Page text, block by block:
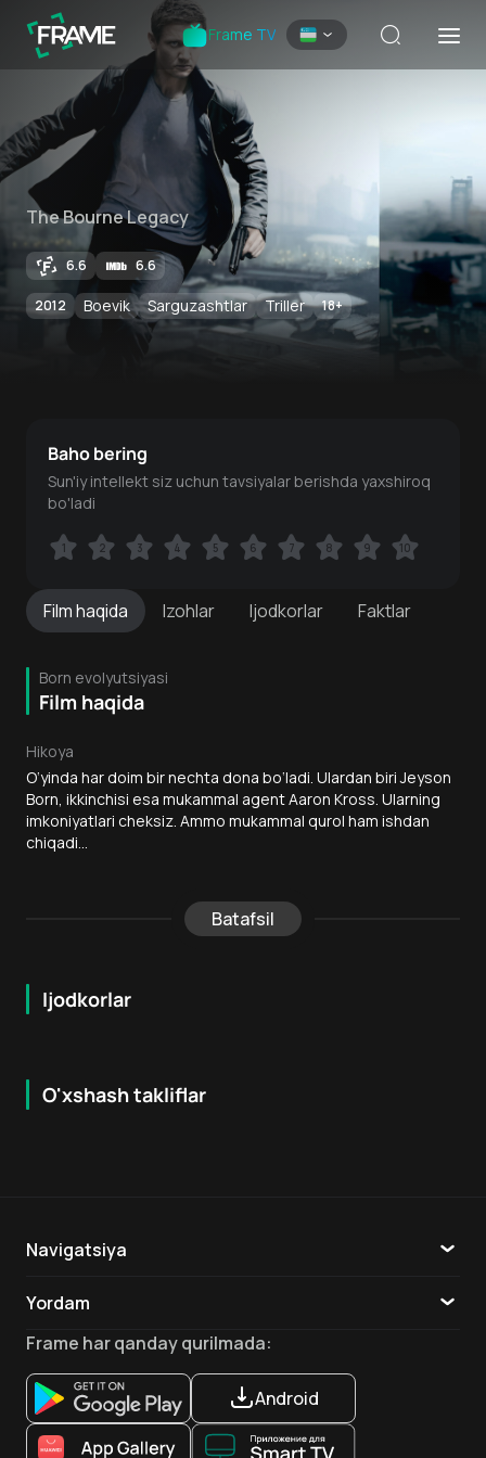
Frame TV
The Bourne Legacy
6.6 6.6
2012 Boevik Sarguzashtlar Triller 18+
Filmhaqida Izohlar Ijodkorlar Faktlar
Born evolyutsiyasi
Film haqida
Hikoya
O‘yinda har doim bir nechta dona bo‘ladi. Ulardan biri Jeyson
Born, ikkinchisi esa mukammal agent Aaron Kross. Ularning
imkoniyatlari cheksiz. Ammo mukammal qurol ham ishdan
chiqadi...
Batafsil
Ijodkorlar
Baho bering
Sun'iy intellekt siz uchun tavsiyalar berishda yaxshiroq
bo'ladi
1 2 3 4 5 6 7 8 9 10
1 2 3 4 5 6 7 8 9 10
O'xshash takliflar
18 + 6.1
Navigatsiya
Yordam
Aloqa
Ilovalar
Frame har qanday qurilmada:
Android